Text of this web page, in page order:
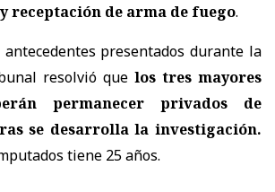
receptación de arma de fuego.
antecedentes presentados durante la
resolvió que los tres mayores
permanecer privados de
se desarrolla la investigación.
tiene 25 años.